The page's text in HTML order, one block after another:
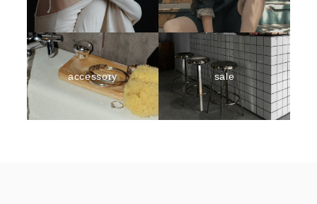
accessory sale